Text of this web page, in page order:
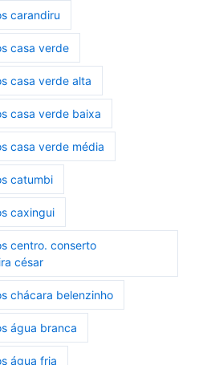
carandiru
casa verde
casa verde alta
casa verde baixa
casa verde média
catumbi
caxingui
centro. conserto
césar
chácara belenzinho
água branca
água fria